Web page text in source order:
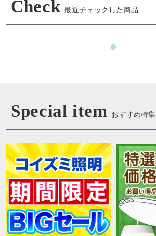
Check 最近チェックした商品
Special item おすすめ特集